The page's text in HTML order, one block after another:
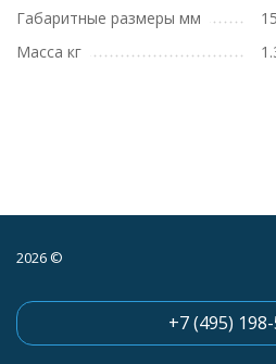
Габаритные размеры мм
Масса кг
2026 ©
+7 (495)